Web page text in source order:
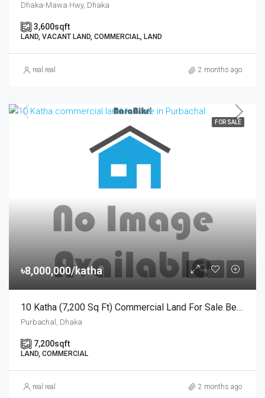
Dhaka-Mawa Hwy, Dhaka
3,600sqft
LAND, VACANT LAND, COMMERCIAL, LAND
real real 2 months ago
FOR SALE
৳8,000,000/katha
10 Katha (7,200 Sq Ft) Commercial Land For Sale Behind Rajuk Purbachal Sector 30 | রাজউক পূর্বাচল ৩০ নং সেক্টরের পেছনে ১০ কাঠার বাণিজ্যিক প্লট বিক্রয়
Purbachal, Dhaka
7,200sqft
LAND, COMMERCIAL
real real 2 months ago